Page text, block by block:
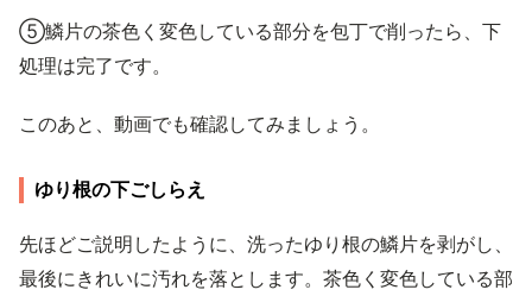
⑤鱗片の茶色く変色している部分を包丁で削ったら、下
処理は完了です。
このあと、動画でも確認してみましょう。
ゆり根の下ごしらえ
先ほどご説明したように、洗ったゆり根の鱗片を剥がし、
最後にきれいに汚れを落とします。茶色く変色している部